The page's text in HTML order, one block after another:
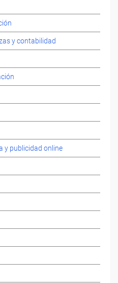
y contabilidad
y publicidad online